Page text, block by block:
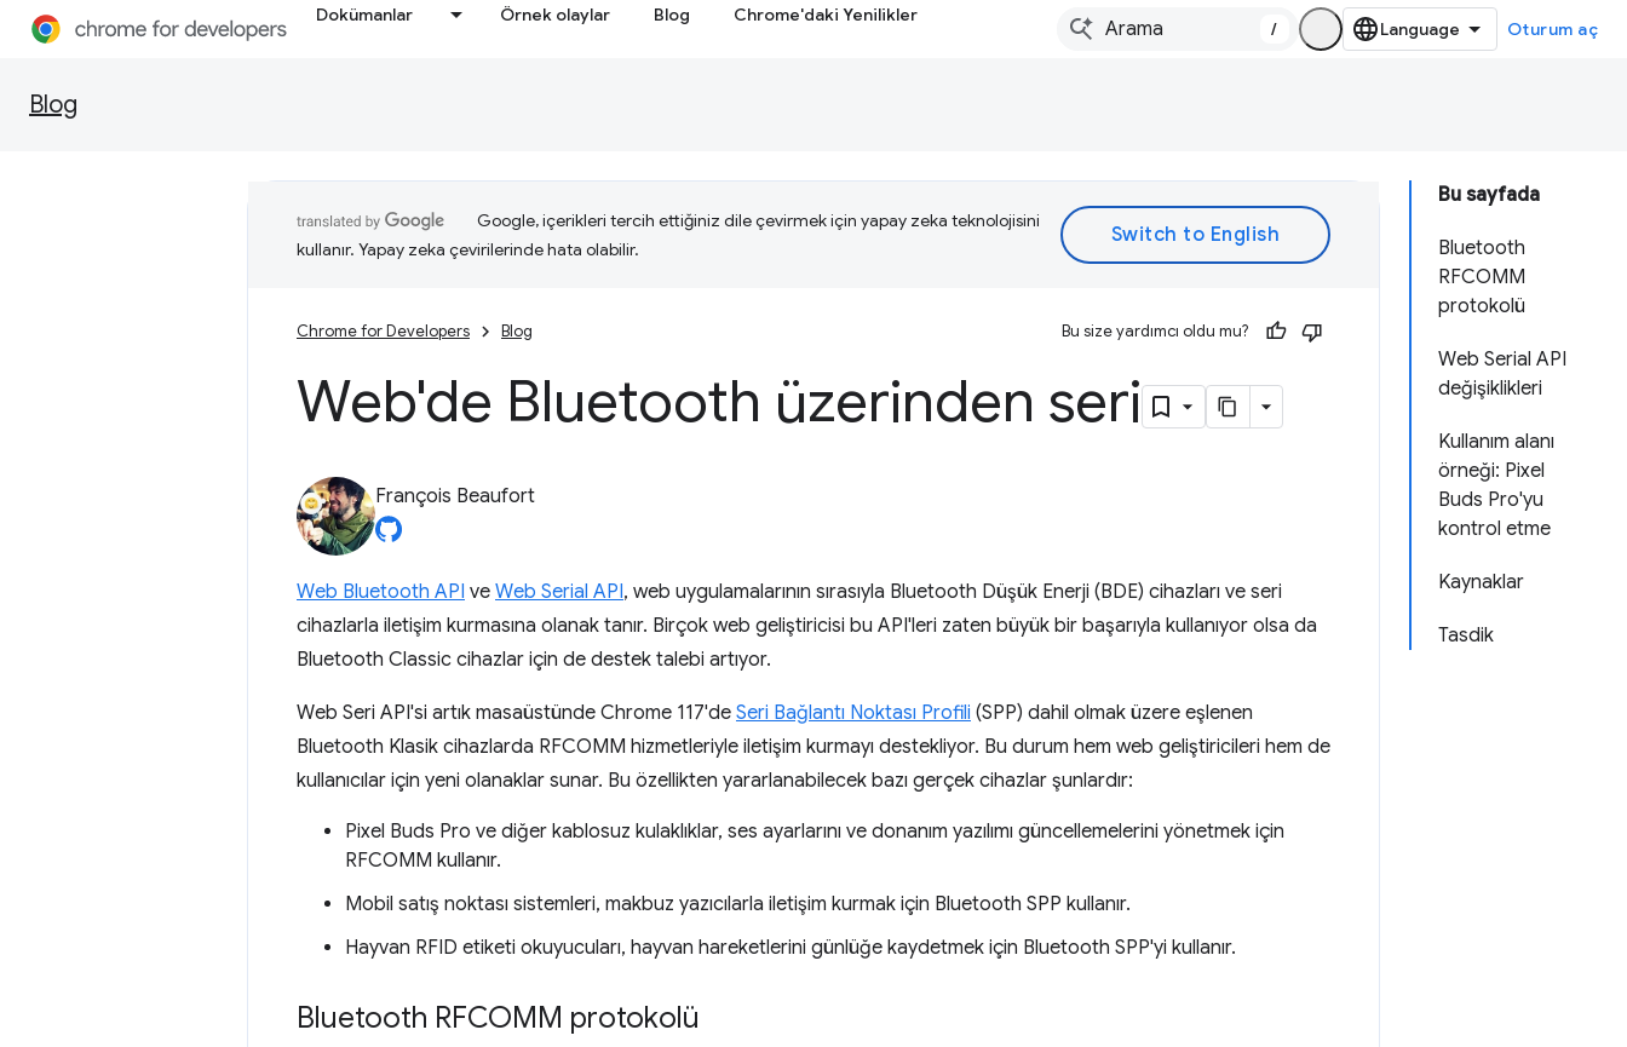
Dokümanlar Örnek olaylar Blog Chrome'daki Yenilikler
/ Oturum aç
Blog
Bu sayfada
Bluetooth
RFCOMM
protokolü
Web Serial API
değişiklikleri
Kullanım alanı
örneği: Pixel
Buds Pro'yu
kontrol etme
Kaynaklar
Tasdik
Google, içerikleri tercih ettiğiniz dile çevirmek için yapay zeka teknolojisini
kullanır. Yapay zeka çevirilerinde hata olabilir.
Chrome for Developers Blog Bu size yardımcı oldu mu?
Web'de Bluetooth üzerinden seri
François Beaufort
Web Bluetooth API ve Web Serial API, web uygulamalarının sırasıyla Bluetooth Düşük Enerji (BDE) cihazları ve seri
cihazlarla iletişim kurmasına olanak tanır. Birçok web geliştiricisi bu API'leri zaten büyük bir başarıyla kullanıyor olsa da
Bluetooth Classic cihazlar için de destek talebi artıyor.
Web Seri API'si artık masaüstünde Chrome 117'de Seri Bağlantı Noktası Profili (SPP) dahil olmak üzere eşlenen
Bluetooth Klasik cihazlarda RFCOMM hizmetleriyle iletişim kurmayı destekliyor. Bu durum hem web geliştiricileri hem de
kullanıcılar için yeni olanaklar sunar. Bu özellikten yararlanabilecek bazı gerçek cihazlar şunlardır:
Pixel Buds Pro ve diğer kablosuz kulaklıklar, ses ayarlarını ve donanım yazılımı güncellemelerini yönetmek için
RFCOMM kullanır.
Mobil satış noktası sistemleri, makbuz yazıcılarla iletişim kurmak için Bluetooth SPP kullanır.
Hayvan RFID etiketi okuyucuları, hayvan hareketlerini günlüğe kaydetmek için Bluetooth SPP'yi kullanır.
Bluetooth RFCOMM protokolü